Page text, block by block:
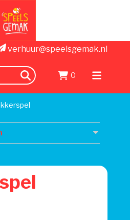
verhuur@speelsgemak.nl
zoeken 0
Menu